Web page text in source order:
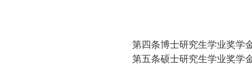
第四条博士研究生学业奖学
第五条硕士研究生学业奖学